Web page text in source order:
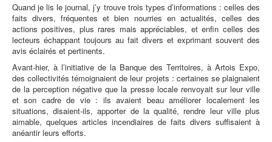
Quand je lis le journal, j’y trouve trois types d’informations : celles des
faits divers, fréquentes et bien nourries en actualités, celles des
actions positives, plus rares mais appréciables, et enfin celles des
lecteurs échappant toujours au fait divers et exprimant souvent des
avis éclairés et pertinents.
Avant-hier, à l’initiative de la Banque des Territoires, à Artois Expo,
des collectivités témoignaient de leur projets : certaines se plaignaient
de la perception négative que la presse locale renvoyait sur leur ville
et son cadre de vie : ils avaient beau améliorer localement les
situations, disaient-ils, apporter de la qualité, rendre leur ville plus
aimable, quelques articles incendiaires de faits divers suffisaient à
anéantir leurs efforts.